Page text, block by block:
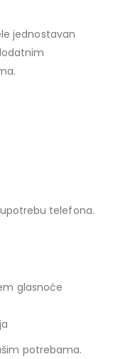
jednostavan
telefona.
glasnoće
potrebama.